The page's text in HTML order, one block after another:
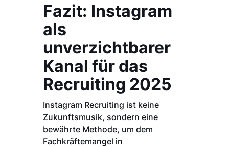
Fazit: Instagram
als
unverzichtbarer
Kanal für das
Recruiting 2025
Instagram Recruiting ist keine
Zukunftsmusik, sondern eine
bewährte Methode, um dem
Fachkräftemangel in